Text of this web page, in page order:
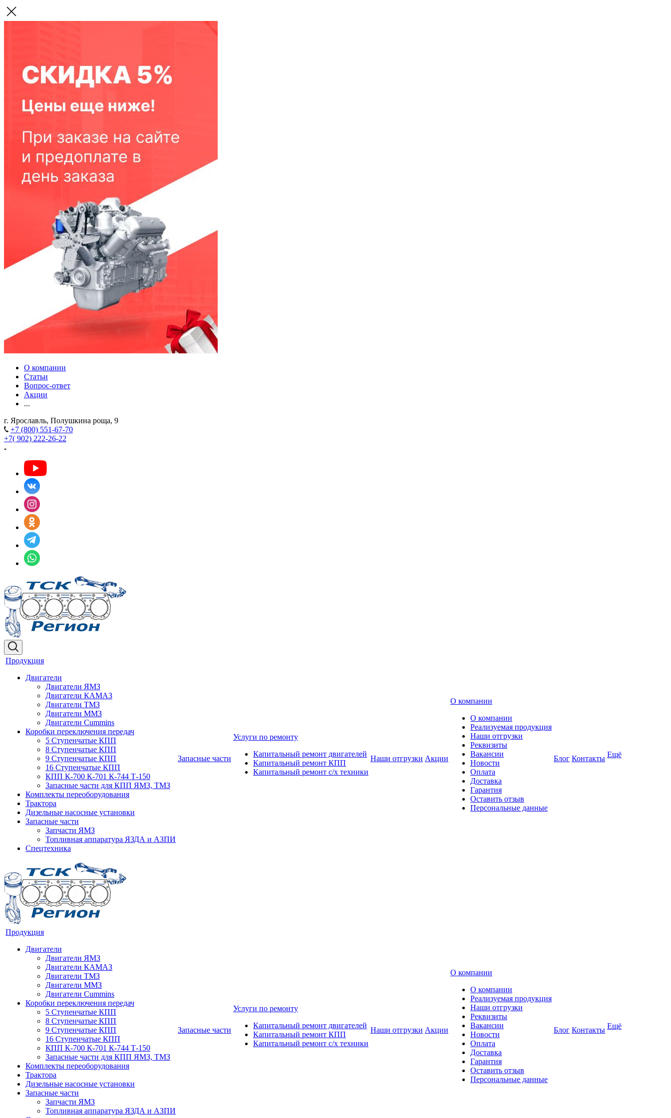
О компании
Статьи
Вопрос-ответ
Акции
...
г. Ярославль, Полушкина роща, 9
+7 (800) 551-67-70
+7( 902) 222-26-22
Продукция
Двигатели
Двигатели ЯМЗ
Двигатели КАМАЗ
Двигатели ТМЗ
Двигатели ММЗ
Двигатели Cummins
Коробки переключения передач
5 Ступенчатые КПП
8 Ступенчатые КПП
9 Ступенчатые КПП
16 Ступенчатые КПП
КПП К-700 К-701 К-744 Т-150
Запасные части для КПП ЯМЗ, ТМЗ
Комплекты переоборудования
Трактора
Дизельные насосные установки
Запасные части
Запчасти ЯМЗ
Топливная аппаратура ЯЗДА и АЗПИ
Спецтехника
Запасные части
Услуги по ремонту
Капитальный ремонт двигателей
Капитальный ремонт КПП
Капитальный ремонт с/х техники
Наши отгрузки Акции
О компании
О компании
Реализуемая продукция
Наши отгрузки
Реквизиты
Вакансии
Новости
Оплата
Доставка
Гарантия
Оставить отзыв
Персональные данные
Блог Контакты Ещё
Продукция
Двигатели
Двигатели ЯМЗ
Двигатели КАМАЗ
Двигатели ТМЗ
Двигатели ММЗ
Двигатели Cummins
Коробки переключения передач
5 Ступенчатые КПП
8 Ступенчатые КПП
9 Ступенчатые КПП
16 Ступенчатые КПП
КПП К-700 К-701 К-744 Т-150
Запасные части для КПП ЯМЗ, ТМЗ
Комплекты переоборудования
Трактора
Дизельные насосные установки
Запасные части
Запчасти ЯМЗ
Топливная аппаратура ЯЗДА и АЗПИ
Запасные части
Услуги по ремонту
Капитальный ремонт двигателей
Капитальный ремонт КПП
Капитальный ремонт с/х техники
Наши отгрузки Акции
О компании
О компании
Реализуемая продукция
Наши отгрузки
Реквизиты
Вакансии
Новости
Оплата
Доставка
Гарантия
Оставить отзыв
Персональные данные
Блог Контакты Ещё